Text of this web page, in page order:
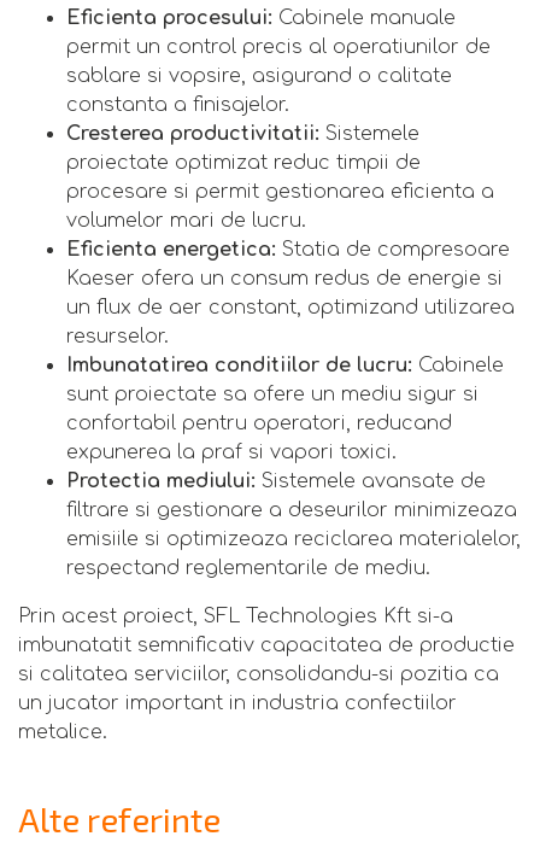
Eficienta procesului: Cabinele manuale
permit un control precis al operatiunilor de
sablare si vopsire, asigurand o calitate
constanta a finisajelor.
Cresterea productivitatii: Sistemele
proiectate optimizat reduc timpii de
procesare si permit gestionarea eficienta a
volumelor mari de lucru.
Eficienta energetica: Statia de compresoare
Kaeser ofera un consum redus de energie si
un flux de aer constant, optimizand utilizarea
resurselor.
Imbunatatirea conditiilor de lucru: Cabinele
sunt proiectate sa ofere un mediu sigur si
confortabil pentru operatori, reducand
expunerea la praf si vapori toxici.
Protectia mediului: Sistemele avansate de
filtrare si gestionare a deseurilor minimizeaza
emisiile si optimizeaza reciclarea materialelor,
respectand reglementarile de mediu.
Prin acest proiect, SFL Technologies Kft si-a
imbunatatit semnificativ capacitatea de productie
si calitatea serviciilor, consolidandu-si pozitia ca
un jucator important in industria confectiilor
metalice.
Alte referinte